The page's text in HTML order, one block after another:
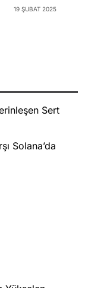
19 ŞUBAT 2025
Sert
Solana’da